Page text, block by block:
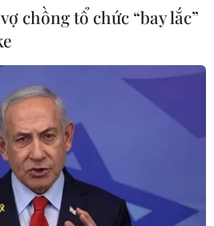
chồng tổ chức “bay lắc”